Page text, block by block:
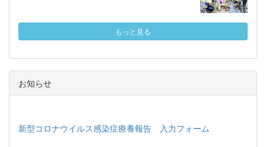
もっと見る
お知らせ
新型コロナウイルス感染症療養報告 入力フォーム